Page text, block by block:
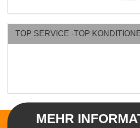
TOP SERVICE -TOP
MEHR